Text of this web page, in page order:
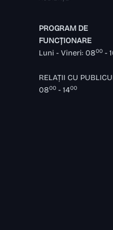
PROGRAM DE
FUNCȚIONARE
Luni - Vineri: 0800-
RELAȚII CU
0800- 1400